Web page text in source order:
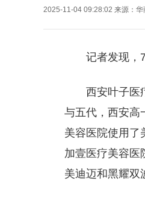
2025-11-04 09:28:02 来源： 华
记者发现，
西安叶子医
与五代，西安高
美容医院使用了
加壹医疗美容医
美迪迈和黑耀双